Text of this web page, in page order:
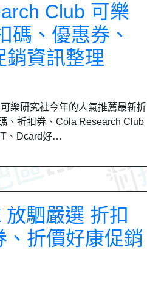
Club 可樂
碼、優惠券、
銷資訊整理
樂研究社今年的人氣推薦最新折
、折扣券、Cola Research Club
、Dcard好…
放駟嚴選 折扣
、折價好康促銷